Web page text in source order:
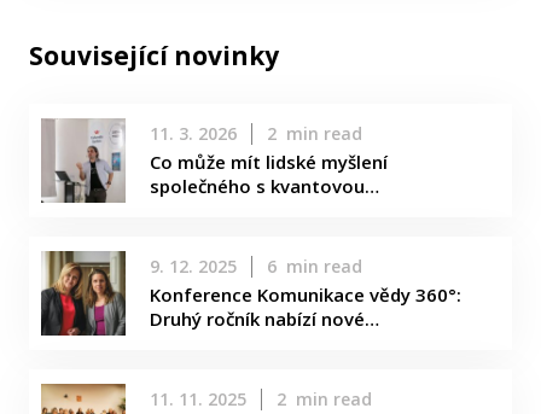
Související novinky
11. 3. 2026 2 min read
Co může mít lidské myšlení
společného s kvantovou…
9. 12. 2025 6 min read
Konference Komunikace vědy 360°:
Druhý ročník nabízí nové…
11. 11. 2025 2 min read